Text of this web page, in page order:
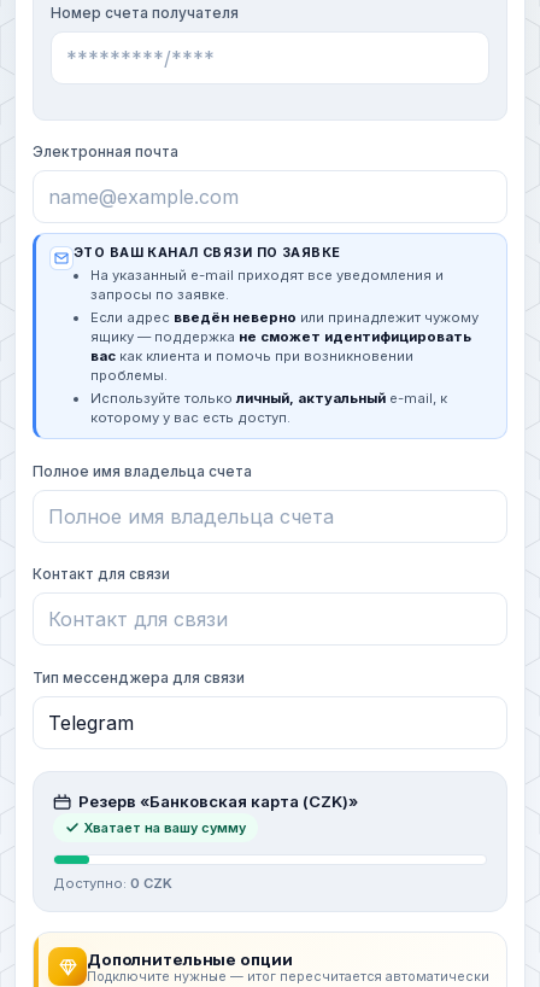
Номер счета получателя
Электронная почта
ЭТО ВАШ КАНАЛ СВЯЗИ ПО ЗАЯВКЕ
На указанный e-mail приходят все уведомления и
запросы по заявке.
Если адрес введён неверно или принадлежит чужому
ящику — поддержка не сможет идентифицировать
вас как клиента и помочь при возникновении
проблемы.
Используйте тольколичный, актуальный e-mail, к
которому у вас есть доступ.
Полное имя владельца счета
Контакт для связи
Тип мессенджера для связи
Резерв «Банковская карта (CZK)»
Хватает на вашу сумму
Доступно: 0 CZK
Дополнительные опции
Подключите нужные — итог пересчитается автоматически